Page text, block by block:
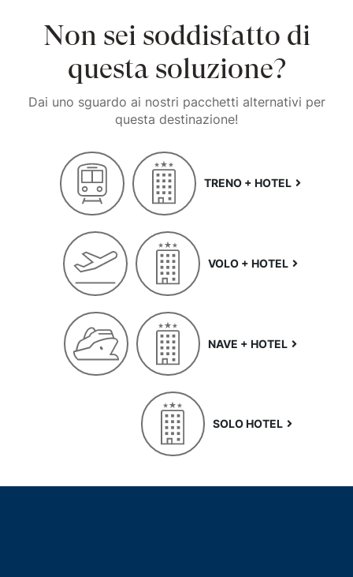
Non sei soddisfatto di
questa soluzione?
Dai uno sguardo ai nostri pacchetti alternativi per
questa destinazione!
TRENO + HOTEL
VOLO + HOTEL
NAVE + HOTEL
SOLO HOTEL